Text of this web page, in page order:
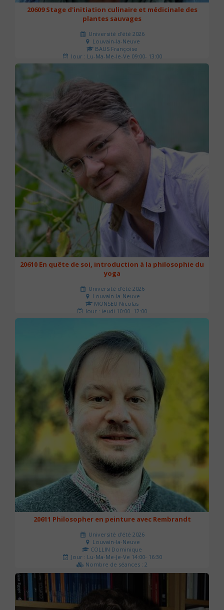
20609 Stage d'initiation culinaire et médicinale des
plantes sauvages
Université d'été 2026
Louvain-la-Neuve
BAUS Françoise
Jour : Lu-Ma-Me-Je-Ve 09:00- 13:00
Nombre de séances : 3
20610 En quête de soi, introduction à la philosophie du
yoga
Université d'été 2026
Louvain-la-Neuve
MONSEU Nicolas
Jour : jeudi 10:00- 12:00
Nombre de séances : 1
20611 Philosopher en peinture avec Rembrandt
Université d'été 2026
Louvain-la-Neuve
COLLIN Dominique
Jour : Lu-Ma-Me-Je-Ve 14:00- 16:30
Nombre de séances : 2
51 €